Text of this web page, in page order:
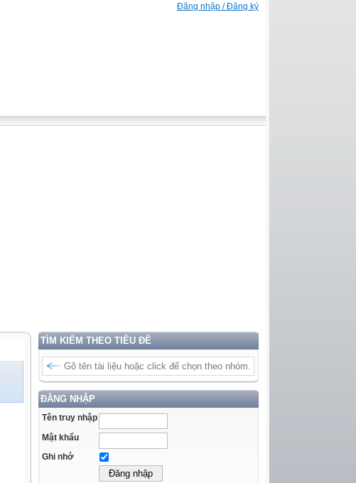
Đăng nhập / Đăng ký
TÌM KIẾM THEO TIÊU ĐỀ
ĐĂNG NHẬP
Tên truy nhập
Mật khẩu
Ghi nhớ